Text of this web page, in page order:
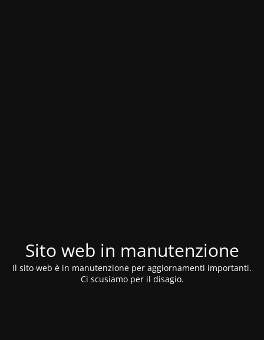
Sito web in manutenzione
Il sito web è in manutenzione per aggiornamenti importanti.
Ci scusiamo per il disagio.